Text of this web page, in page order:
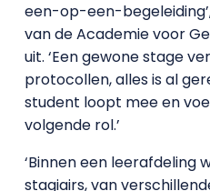
een-op-een-
van de Academie voor
uit. ‘Een gewone stage
protocollen, alles is al
student loopt mee en
volgende rol.’
‘Binnen een leerafdeling
stagiairs, van